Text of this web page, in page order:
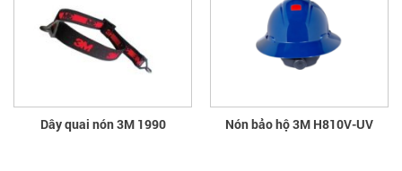
Dây quai nón 3M 1990 Nón bảo hộ 3M H810V-UV